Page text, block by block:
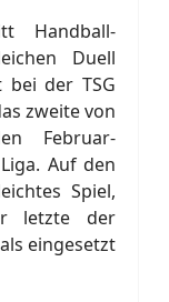
Handball-
Duell
bei der TSG
zweite von
Februar-
Auf den
Spiel,
letzte der
eingesetzt